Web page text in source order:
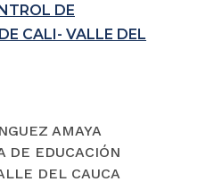
DE
CALI- VALLE DEL
AMAYA
DE EDUCACIÓN
DEL CAUCA